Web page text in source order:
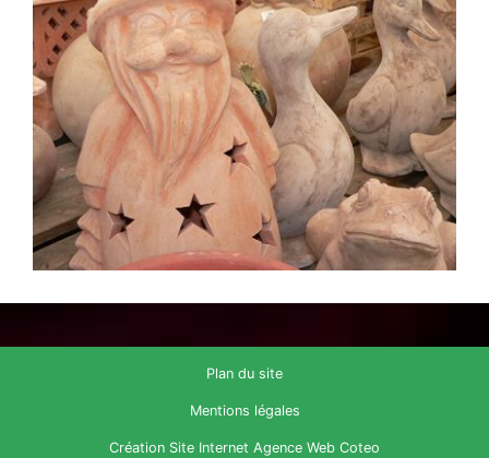
Plan du site
Mentions légales
Création Site Internet Agence Web Coteo